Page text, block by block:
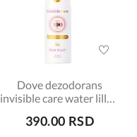
Dove dezodorans
invisible care water lilly&
390.00 RSD